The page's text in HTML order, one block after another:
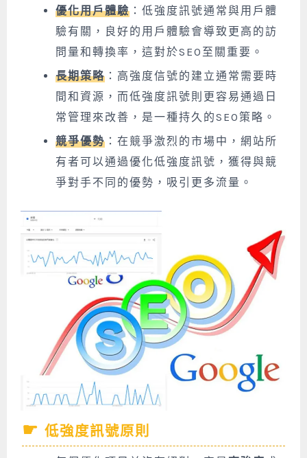
優化用戶體驗 ：低強度訊號通常與用戶體
驗有關，良好的用戶體驗會導致更高的訪
問量和轉換率，這對於SEO至關重要。
長期策略 ：高強度信號的建立通常需要時
間和資源，而低強度訊號則更容易通過日
常管理來改善，是一種持久的SEO策略。
競爭優勢 ：在競爭激烈的市場中，網站所
有者可以通過優化低強度訊號，獲得與競
爭對手不同的優勢，吸引更多流量。
低強度訊號原則